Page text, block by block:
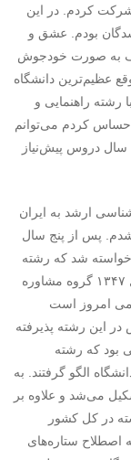
شرکت کردم. در این
بودم. عشق و
به صورت خودجوش
عظیم‌ترین دانشگاه
رشته راهنمایی و
کردم می‌توانم
سال دروس پیش‌نیاز
ارشد به ایران
شدم. پس از پنج سال
خواسته شد که رشته
مشاوره را در آنجا تأسیس کنم. بدین ترتیب در سال ۱۳۴۷ گروه مشاوره
امروز است
این رشته پذیرفته
بود که رشته
الگو گرفتند. به
می‌شد و علاوه بر
در کل کشور
اصطلاح ستاره‌های